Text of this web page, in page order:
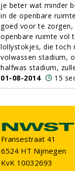
je beter wat minder
in de openbare
goed voor te zorgen,
openbare ruimte vol
lollystokjes, die toch
volwassen stadium,
halfwas stadium,
01-08-2014
15
Fransestraat 41
6524 HT Nijmegen
KvK 10032693